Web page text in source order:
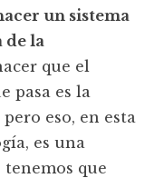
un sistema
de la
que el
pasa es la
eso, en esta
es una
tenemos que